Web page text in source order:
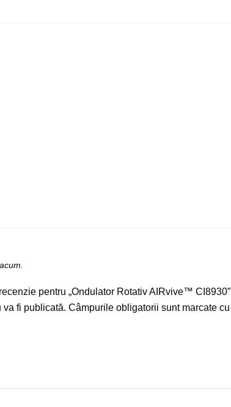
pentru „Ondulator Rotativ AIRvive™ CI8930”
va fi publicată. Câmpurile obligatorii sunt marcate cu